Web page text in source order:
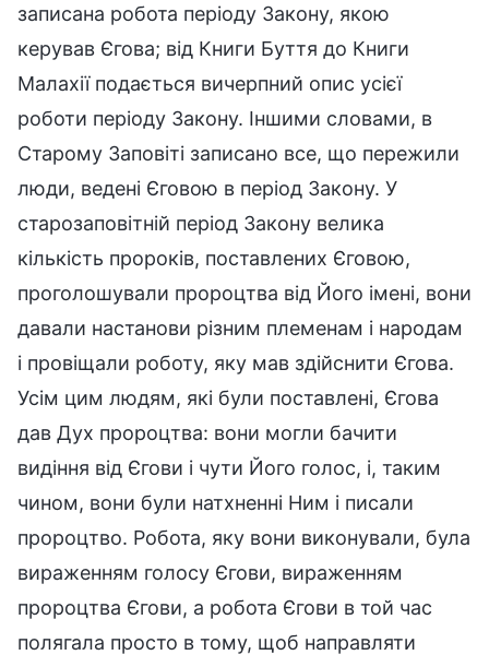
записана робота періоду Закону, якою
керував Єгова; від Книги Буття до Книги
Малахії подається вичерпний опис усієї
роботи періоду Закону. Іншими словами, в
Старому Заповіті записано все, що пережили
люди, ведені Єговою в період Закону. У
старозаповітній період Закону велика
кількість пророків, поставлених Єговою,
проголошували пророцтва від Його імені, вони
давали настанови різним племенам і народам
і провіщали роботу, яку мав здійснити Єгова.
Усім цим людям, які були поставлені, Єгова
дав Дух пророцтва: вони могли бачити
видіння від Єгови і чути Його голос, і, таким
чином, вони були натхненні Ним і писали
пророцтво. Робота, яку вони виконували, була
вираженням голосу Єгови, вираженням
пророцтва Єгови, а робота Єгови в той час
полягала просто в тому, щоб направляти